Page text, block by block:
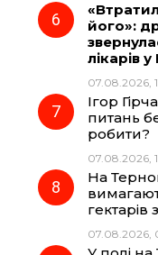
його»:
лікарів
07.08.2026,
Ігор
питань
робити?
07.08.2026,
На
гектарів
07.08.2026,